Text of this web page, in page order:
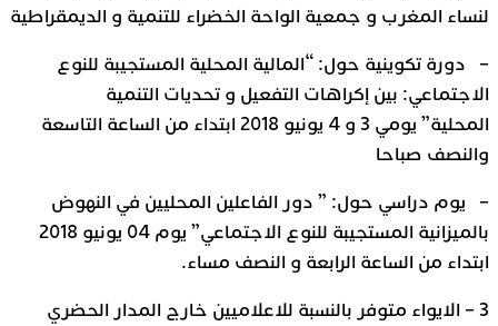
لنساء المغرب و جمعية الواحة الخضراء للتنمية و الديمقراطية
– دورة تكوينية حول: “المالية المحلية المستجيبة للنوع
الاجتماعي: بين إكراهات التفعيل و تحديات التنمية
المحلية” يومي 3 و 4 يونيو 2018 ابتداء من الساعة التاسعة
والنصف صباحا
– يوم دراسي حول: ” دور الفاعلين المحليين في النهوض
بالميزانية المستجيبة للنوع الاجتماعي” يوم 04 يونيو 2018
ابتداء من الساعة الرابعة و النصف مساء.
3 – الايواء متوفر بالنسبة للاعلاميين خارج المدار الحضري